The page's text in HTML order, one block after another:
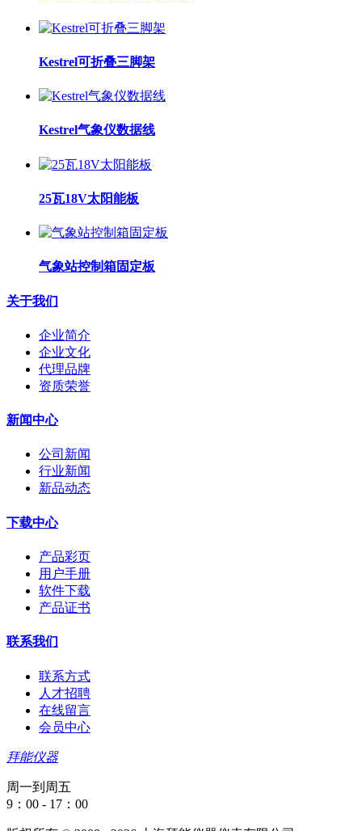
Kestrel可折叠三脚架
Kestrel气象仪数据线
25瓦18V太阳能板
气象站控制箱固定板
关于我们
企业简介
企业文化
代理品牌
资质荣誉
新闻中心
公司新闻
行业新闻
新品动态
下载中心
产品彩页
用户手册
软件下载
产品证书
联系我们
联系方式
人才招聘
在线留言
会员中心
拜能仪器
周一到周五
9：00 - 17：00